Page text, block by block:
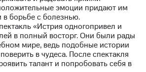
2023
эмоции придают им
в борьбе с болезнью.
«Истрия одногопривел и
в полный восторг. Они были рады
мире, ведь подобные истории
в чудеса. После спектакля
талант и попробовать себя в